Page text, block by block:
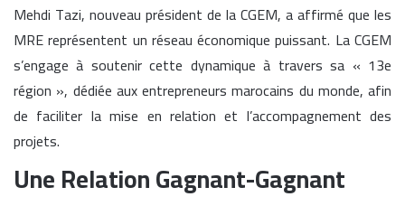
Mehdi Tazi, nouveau président de la CGEM, a affirmé que les
MRE représentent un réseau économique puissant. La CGEM
s’engage à soutenir cette dynamique à travers sa « 13e
région », dédiée aux entrepreneurs marocains du monde, afin
de faciliter la mise en relation et l’accompagnement des
projets.
Une Relation Gagnant-Gagnant